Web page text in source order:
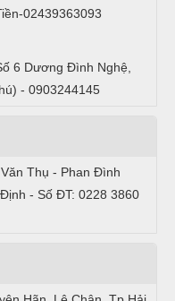
02439363093
6 Dương Đình Nghệ,
- 0903244145
Thụ - Phan Đình
- Số ĐT: 0228 3860